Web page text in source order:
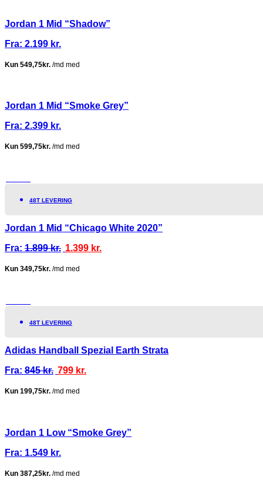
Jordan 1 Mid “Shadow”
Fra: 2.199 kr.
Jordan 1 Mid “Smoke Grey”
Fra: 2.399 kr.
48T LEVERING
Jordan 1 Mid “Chicago White 2020”
Fra: 1.899kr. 1.399 kr.
48T LEVERING
Adidas Handball Spezial Earth Strata
Fra: 845kr. 799 kr.
Jordan 1 Low “Smoke Grey”
Fra: 1.549 kr.